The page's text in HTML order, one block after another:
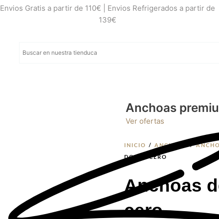
Envios Gratis a partir de 110€ | Envios Refrigerados a partir de
139€
Anchoas
Ver ofertas
INICIO / ANCHOAS /
DOBLE CERO
Anchoas
cero